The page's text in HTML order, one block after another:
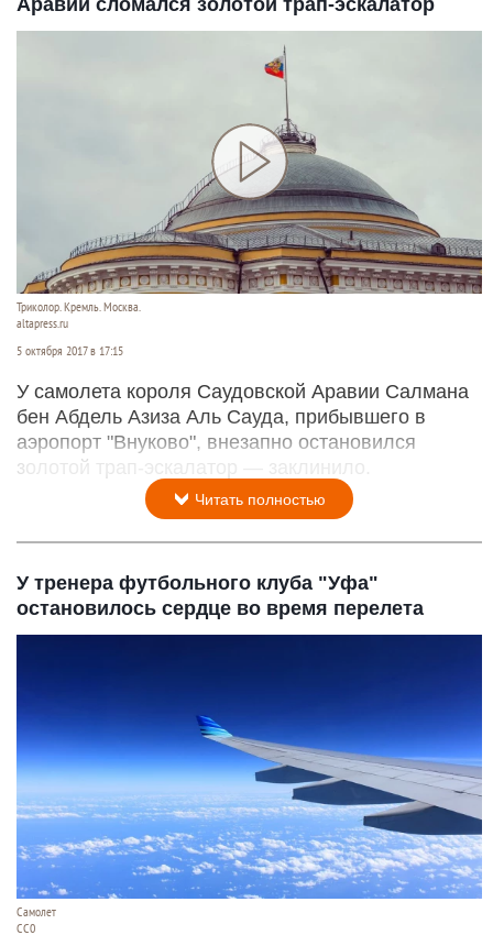
Триколор. Кремль. Москва.
altapress.ru
5 октября 2017 в 17:15
У самолета короля Саудовской Аравии Салмана
бен Абдель Азиза Аль Сауда, прибывшего в
аэропорт "Внуково", внезапно остановился
золотой трап-эскалатор — заклинило.
Читать полностью
У тренера футбольного клуба "Уфа"
остановилось сердце во время перелета
Самолет
CC0